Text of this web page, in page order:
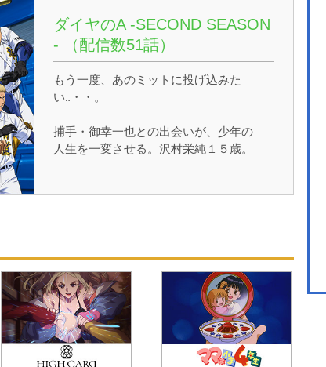
ダイヤのA -SECOND SEASON
- （配信数51話）
もう一度、あのミットに投げ込みた
い‥・・。
捕手・御幸一也との出会いが、少年の
人生を一変させる。沢村栄純１５歳。